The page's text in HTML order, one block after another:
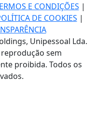
E CONDIÇÕES |
DE COOKIES |
Unipessoal Lda.
sem
proibida. Todos os